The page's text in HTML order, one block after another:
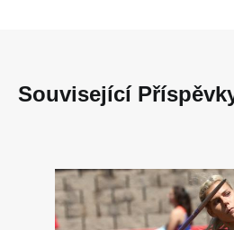
Související